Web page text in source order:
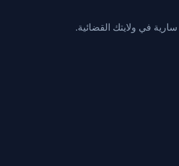
في ولايتك القضائية.